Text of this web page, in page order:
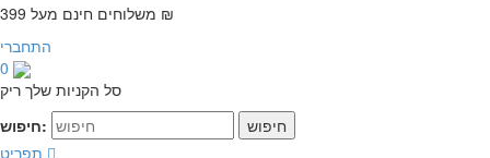
משלוחים חינם מעל 399 ₪
התחברי
0
סל הקניות שלך ריק
חיפוש:
חיפוש
תפריט